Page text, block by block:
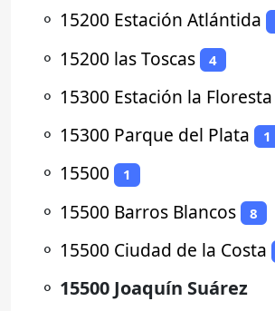
⚬ 15200 Estación Atlántida
⚬ 15200 las Toscas 4
⚬ 15300 Estación la Floresta
⚬ 15300 Parque del Plata 1
⚬ 15500 1
⚬ 15500 Barros Blancos 8
⚬ 15500 Ciudad de la Costa
⚬ 15500 Joaquín Suárez